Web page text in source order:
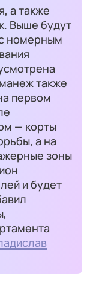
а также
Выше будут
номерным
также
первом
— корты
а на
зоны
и будет